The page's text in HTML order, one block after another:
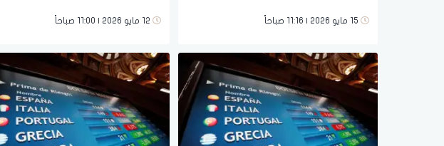
15 مايو 2026 | 11:16 صباحاً 12 مايو 2026 | 11:00 صباحاً